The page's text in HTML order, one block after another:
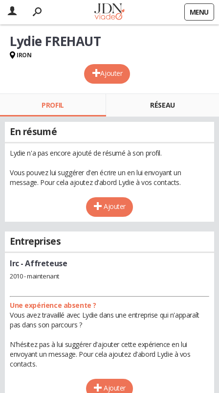
MENU
Ajouter
Lydie FREHAUT
IRON
PROFIL RÉSEAU
En résumé
Lydie n'a pas encore ajouté de résumé à son profil.
Vous pouvez lui suggérer d'en écrire un en lui envoyant un
message. Pour cela ajoutez d'abord Lydie à vos contacts.
Ajouter
Entreprises
lrc- Affreteuse
2010 - maintenant
Une expérience absente ?
Vous avez travaillé avec Lydie dans une entreprise qui n'apparaît
pas dans son parcours ?
N'hésitez pas à lui suggérer d'ajouter cette expérience en lui
envoyant un message. Pour cela ajoutez d'abord Lydie à vos
contacts.
Ajouter